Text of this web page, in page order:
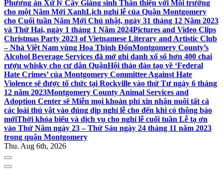
Phương án Xử lý Cây Giáng sinh Thân thiện với Môi trường
cho một Năm Mới XanhLịch nghỉ lễ của Quận Montgomery
cho Cuối tuần Năm Mới Chủ nhật, ngày 31 tháng 12 Năm 2023
và Thứ Hai, ngày 1 tháng 1 Năm 2024Pictures and Video Clips
Christmas Party 2023 of Vietnamese Literary and Artistic Club
– Nhà Việt Nam vùng Hoa Thịnh ĐốnMontgomery County’s
Alcohol Beverage Services đã mở ghi danh xổ số hơn 400 chai
rượu whisky cho cư dân QuậnHội thảo đào tạo về ‘Federal
Hate Crimes’ của Montgomery Committee Against Hate
Violence sẽ được tổ chức tại Rockville vào thứ Tư ngày 6 tháng
12 năm 2023Montgomery County Animal Services and
Adoption Center sẽ Miễn mọi khoản phí xin nhận nuôi tất cả
các loài thú vật vào đúng dịp nghỉ lễ cho đến khi có thông báo
mớiThời khóa biểu và dịch vụ cho nghỉ lễ cuối tuần Lễ tạ ơn
vào Thứ Năm ngày 23 – Thứ Sáu ngày 24 tháng 11 năm 2023
trong quận Montgomery
Thu. Aug 6th, 2026